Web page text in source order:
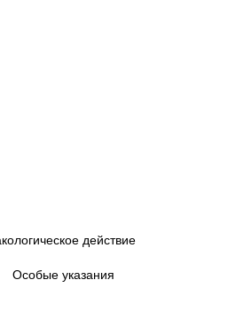
действие
Особые указания